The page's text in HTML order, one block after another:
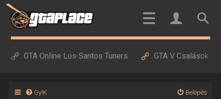
GTA Online Los Santos Tuners GTA V Csalások
GyIK Belépés